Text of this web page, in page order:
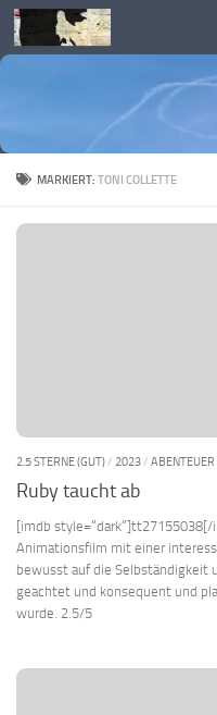
Skip to content
MARKIERT:TONI COLLETTE
2.5 STERNE (GUT)/ 2023/ ABENTEUER
Ruby taucht ab
[imdb style=“dark“]tt27155038[/
Animationsfilm mit einer
bewusst auf die Selbständigkeit
geachtet und konsequent und
wurde. 2.5/5